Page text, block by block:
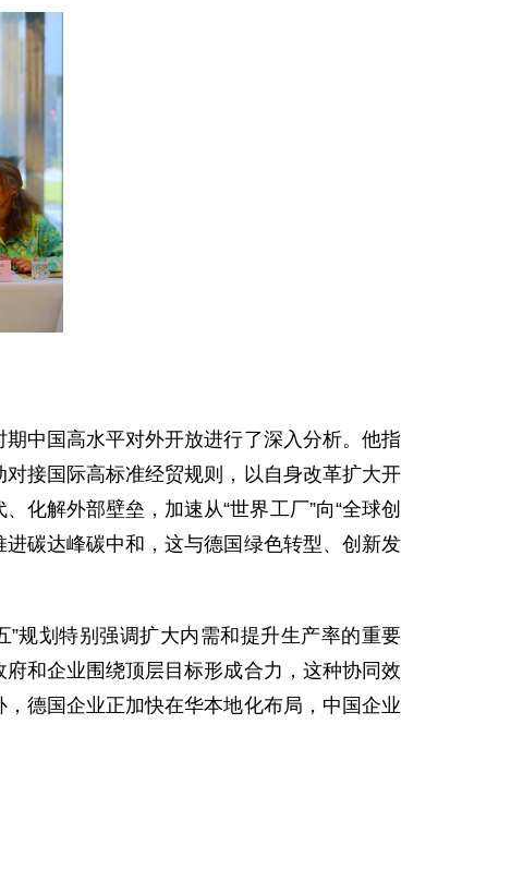
中国高水平对外开放进行了深入分析。他指
接国际高标准经贸规则，以自身改革扩大开
化解外部壁垒，加速从“世界工厂”向“全球创
碳达峰碳中和，这与德国绿色转型、创新发
规划特别强调扩大内需和提升生产率的重要
和企业围绕顶层目标形成合力，这种协同效
德国企业正加快在华本地化布局，中国企业